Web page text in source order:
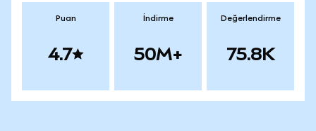
Puan
4.7
İndirme
50M+
Değerlendirme
75.8K